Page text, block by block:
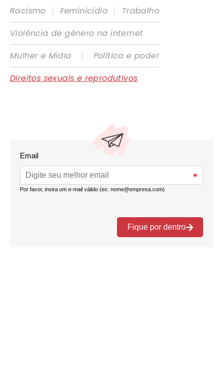
Racismo
| Feminicídio |
Trabalho
Violência de gênero na internet
Mulher e Mídia
|
Política e poder
Direitos sexuais e reprodutivos